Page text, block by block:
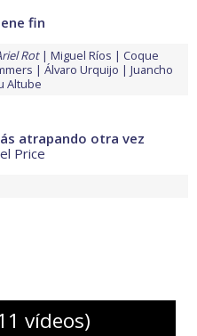
fin
Rot Miguel Ríos
Coque
Álvaro Urquijo
Juancho
Altube
atrapando otra vez
Price
vídeos)